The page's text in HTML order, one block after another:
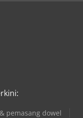
pemasang dowel